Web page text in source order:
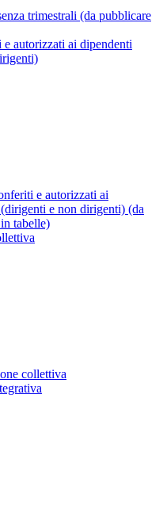
trimestrali (da pubblicare
autorizzati ai dipendenti
e autorizzati ai
e non dirigenti) (da
tabelle)
collettiva